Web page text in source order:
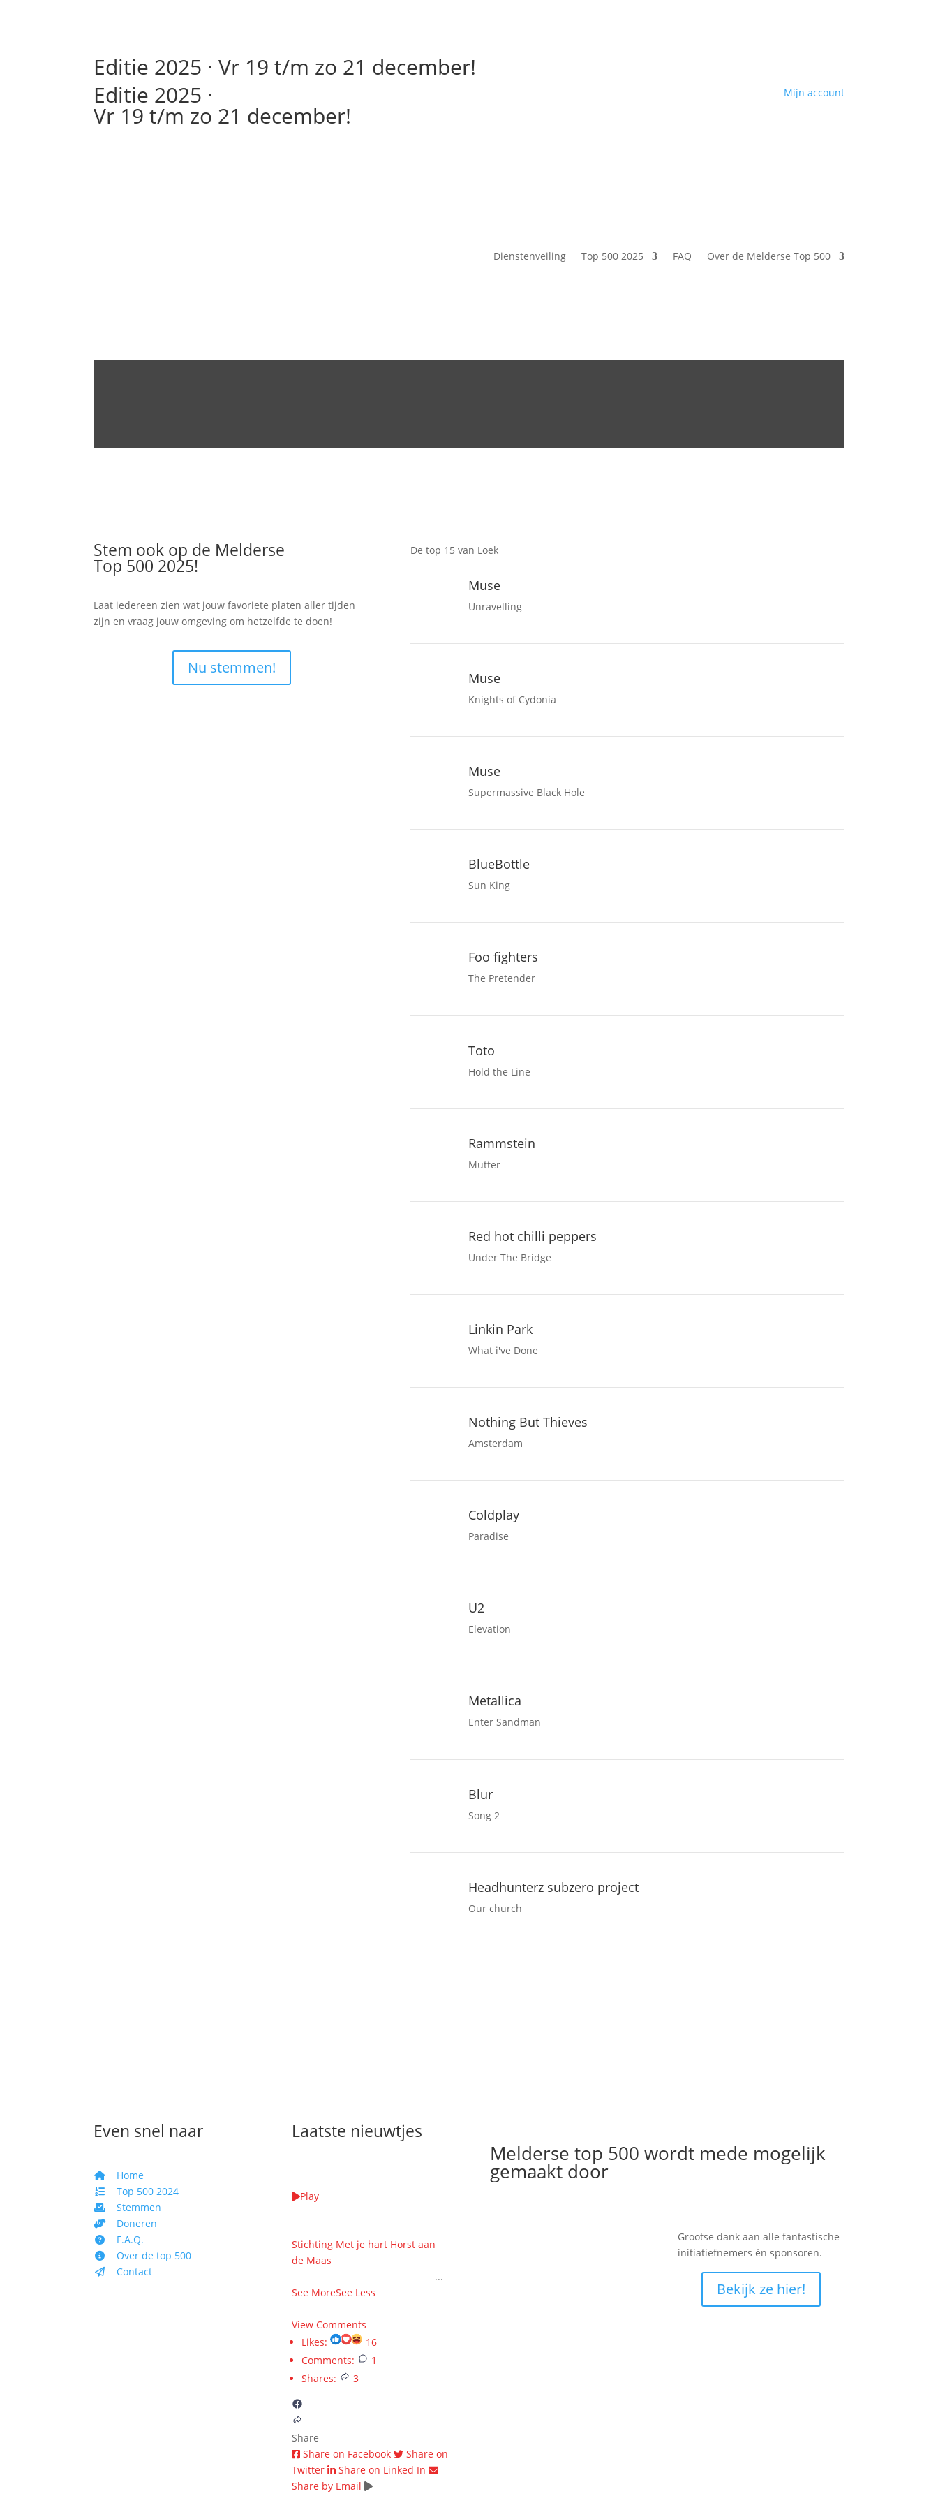
Editie 2025 ·Vr 19 t/m zo 21 december!
Editie 2025 ·
Vr 19 t/m zo 21 december!
Mijn account
Dienstenveiling Top 500 2025 FAQ Over de Melderse Top 500
Stem ook op de Melderse
Top 500 2025!
Laat iedereen zien wat jouw favoriete platen aller tijden
zijn en vraag jouw omgeving om hetzelfde te doen!
Nu stemmen!
De top 15 van Loek
Muse
Unravelling
Muse
Knights of Cydonia
Muse
Supermassive Black Hole
BlueBottle
Sun King
Foo fighters
The Pretender
Toto
Hold the Line
Rammstein
Mutter
Red hot chilli peppers
Under The Bridge
Linkin Park
What i've Done
Nothing But Thieves
Amsterdam
Coldplay
Paradise
U2
Elevation
Metallica
Enter Sandman
Blur
Song 2
Headhunterz subzero project
Our church
Even snel naar
Home
Top 500 2024
Stemmen
Doneren
F.A.Q.
Over de top 500
Contact
Laatste nieuwtjes
Play
Stichting Met je hart Horst aan
de Maas
...
See MoreSee Less
View Comments
Likes:
16
Comments:
1
Shares:
3
Share
Share on Facebook
Share on
Twitter
Share on Linked In
Share by Email
Melderse top 500 wordt mede mogelijk
gemaakt door
Grootse dank aan alle fantastische
initiatiefnemers én sponsoren.
Bekijk ze hier!